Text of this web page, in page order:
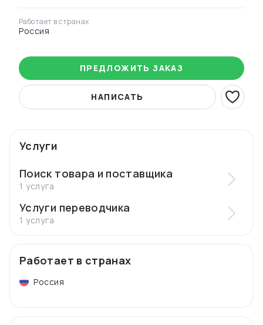
Работает в странах
Россия
ПРЕДЛОЖИТЬ ЗАКАЗ
НАПИСАТЬ
Услуги
Поиск товара и поставщика
1 услуга
Услуги переводчика
1 услуга
Работает в странах
Россия